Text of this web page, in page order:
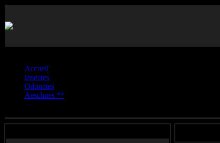
Accueil
Insectes
Odonates
Aeschnes **